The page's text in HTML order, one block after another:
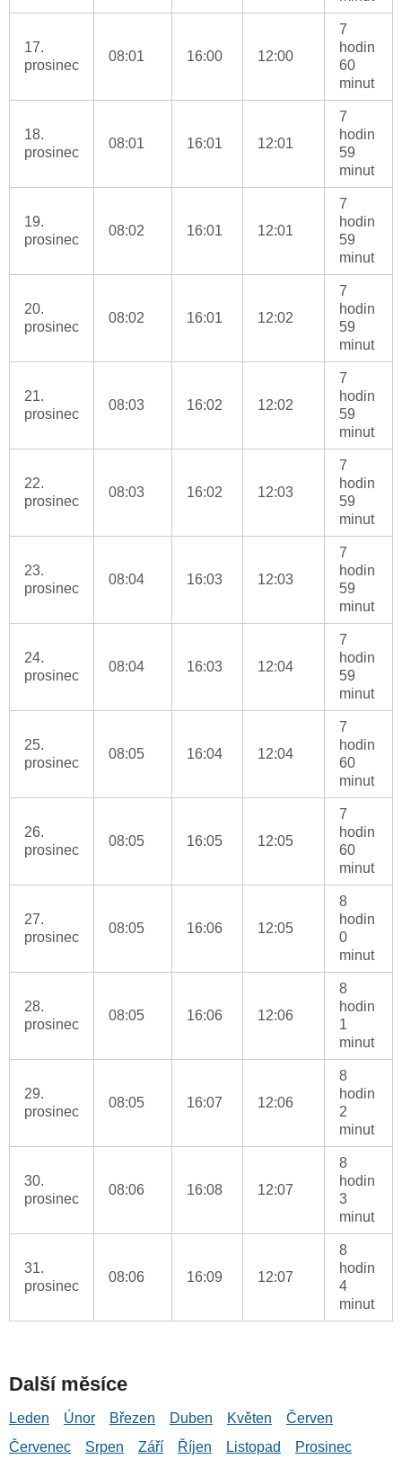
17.
prosinec
08:01 16:00 12:00
7
hodin
60
minut
18.
prosinec
08:01 16:01 12:01
7
hodin
59
minut
19.
prosinec
08:02 16:01 12:01
7
hodin
59
minut
20.
prosinec
08:02 16:01 12:02
7
hodin
59
minut
21.
prosinec
08:03 16:02 12:02
7
hodin
59
minut
22.
prosinec
08:03 16:02 12:03
7
hodin
59
minut
23.
prosinec
08:04 16:03 12:03
7
hodin
59
minut
24.
prosinec
08:04 16:03 12:04
7
hodin
59
minut
25.
prosinec
08:05 16:04 12:04
7
hodin
60
minut
26.
prosinec
08:05 16:05 12:05
7
hodin
60
minut
27.
prosinec
08:05 16:06 12:05
8
hodin
0
minut
28.
prosinec
08:05 16:06 12:06
8
hodin
1
minut
29.
prosinec
08:05 16:07 12:06
8
hodin
2
minut
30.
prosinec
08:06 16:08 12:07
8
hodin
3
minut
31.
prosinec
08:06 16:09 12:07
8
hodin
4
minut
Další měsíce
Leden Únor Březen Duben Květen
Červen
Červenec
Srpen Září Říjen Listopad Prosinec